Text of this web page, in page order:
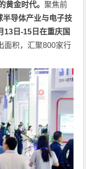
黄金时代。聚焦前
半导体产业与电子技
13日-15日在重庆国
面积，汇聚800家行